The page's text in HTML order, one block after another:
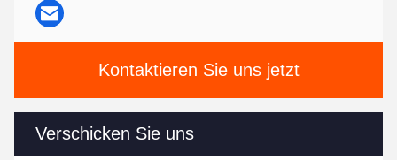
Kontaktieren Sie uns jetzt
Verschicken Sie uns